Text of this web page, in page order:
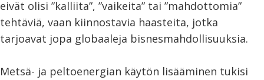
eivät olisi ”kalliita”, ”vaikeita” tai ”mahdottomia”
tehtäviä, vaan kiinnostavia haasteita, jotka
tarjoavat jopa globaaleja bisnesmahdollisuuksia.
Metsä- ja peltoenergian käytön lisääminen tukisi